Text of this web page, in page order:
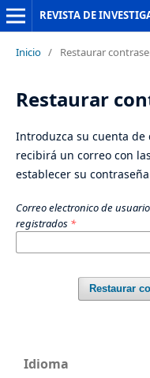
REVISTA DE
Inicio / Restaurar
Restaurar
Introduzca su cuenta de
recibirá un correo con
establecer su
Correo electronico de
registrados *
Restaurar
Idioma